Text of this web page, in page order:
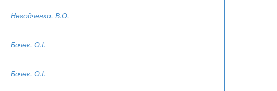
Негодченко, В.О.
Бочек, О.І.
Бочек, О.І.